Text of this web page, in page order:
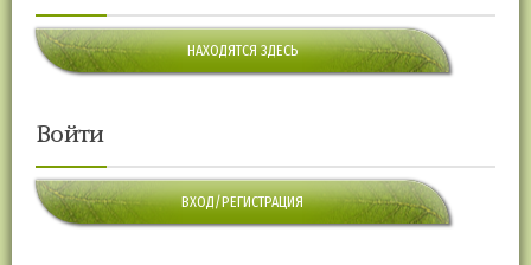
НАХОДЯТСЯ ЗДЕСЬ
Войти
ВХОД/РЕГИСТРАЦИЯ